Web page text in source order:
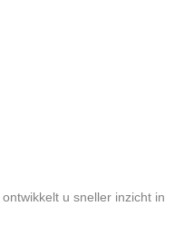
u sneller inzicht in